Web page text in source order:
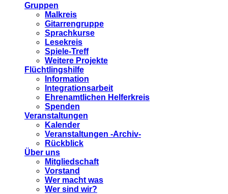
Gruppen
Malkreis
Gitarrengruppe
Sprachkurse
Lesekreis
Spiele-Treff
Weitere Projekte
Flüchtlingshilfe
Information
Integrationsarbeit
Ehrenamtlichen Helferkreis
Spenden
Veranstaltungen
Kalender
Veranstaltungen -Archiv-
Rückblick
Über uns
Mitgliedschaft
Vorstand
Wer macht was
Wer sind wir?